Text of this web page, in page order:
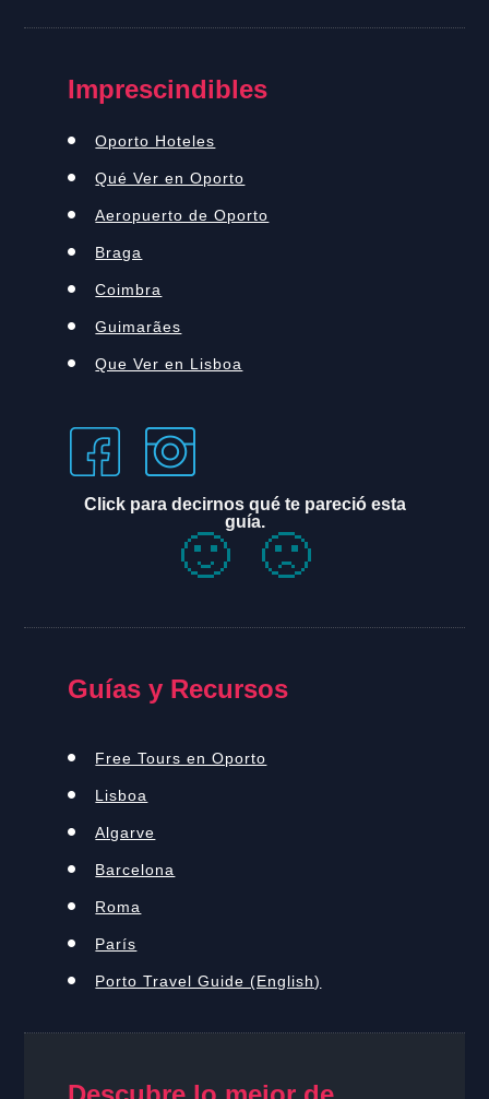
Imprescindibles
Oporto Hoteles
Qué Ver en Oporto
Aeropuerto de Oporto
Braga
Coimbra
Guimarães
Que Ver en Lisboa
Click para decirnos qué te pareció esta
guía.
🙂 🙁
Guías y Recursos
Free Tours en Oporto
Lisboa
Algarve
Barcelona
Roma
París
Porto Travel Guide (English)